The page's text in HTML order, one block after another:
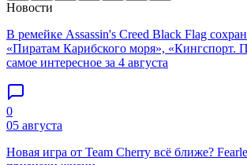
Новости
В ремейке Assassin's Creed Black Flag
«Пиратам Карибского моря», «Кингспорт.
самое интересное за 4 августа
0
05 августа
Новая игра от Team Cherry всё ближе?